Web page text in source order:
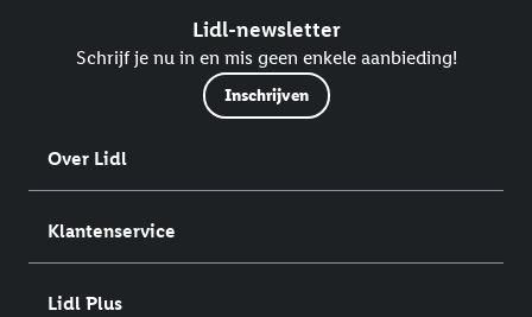
Lidl-newsletter
Schrijf je nu in en mis geen enkele aanbieding!
Inschrijven
Over Lidl
Klantenservice
Lidl Plus